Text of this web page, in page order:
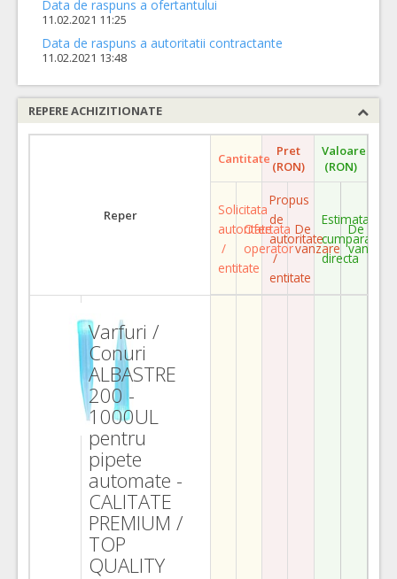
Data de raspuns a ofertantului
11.02.2021 11:25
Data de raspuns a autoritatii contractante
11.02.2021 13:48
REPERE ACHIZITIONATE
Reper
Cantitate Pret
(RON)
Valoare
(RON)
Solicitata
autoritate
/
entitate
Ofertata
operator
Propus
de
autoritate
/
entitate
De
vanzare
Estimata
cumparare
directa
De
vanzare
Varfuri /
Conuri
ALBASTRE
200 -
1000UL
pentru
pipete
automate -
CALITATE
PREMIUM /
TOP
QUALITY